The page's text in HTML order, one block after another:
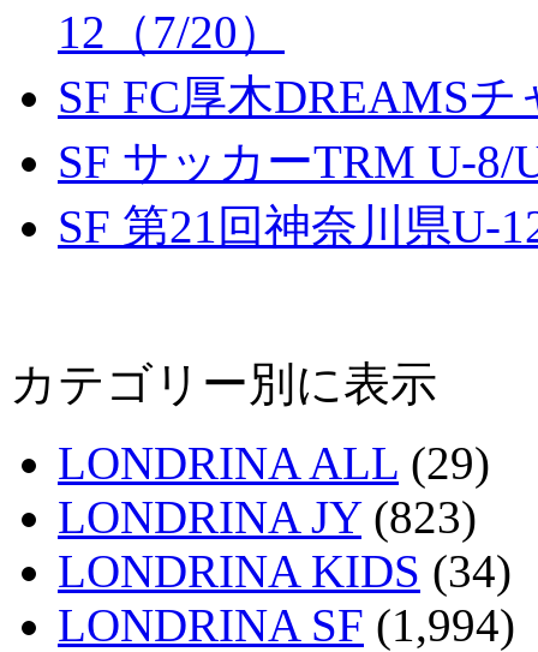
12（7/20）
SF FC厚木DREAMS
SF サッカーTRM U-8/
SF 第21回神奈川県U-
カテゴリー別に表示
LONDRINA ALL (29)
LONDRINA JY(823)
LONDRINA KIDS (34)
LONDRINA SF (1,994)